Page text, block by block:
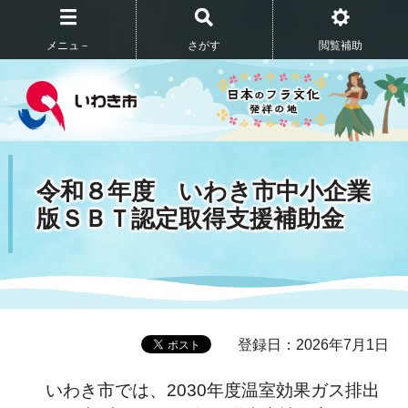
メニュ－ さがす 閲覧補助
令和８年度 いわき市中小企業
版ＳＢＴ認定取得支援補助金
登録日：2026年7月1日
いわき市では、2030年度温室効果ガス排出